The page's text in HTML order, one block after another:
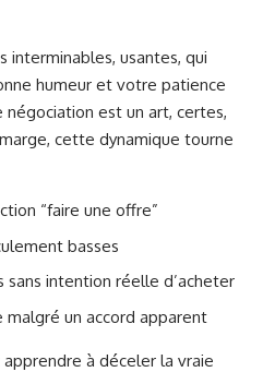
interminables, usantes, qui
humeur et votre patience
négociation est un art, certes,
cette dynamique tourne
“faire une offre”
basses
intention réelle d’acheter
un accord apparent
à déceler la vraie